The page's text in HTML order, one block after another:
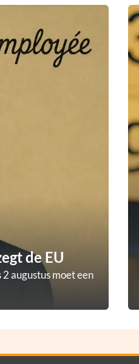
de EU
augustus moet een